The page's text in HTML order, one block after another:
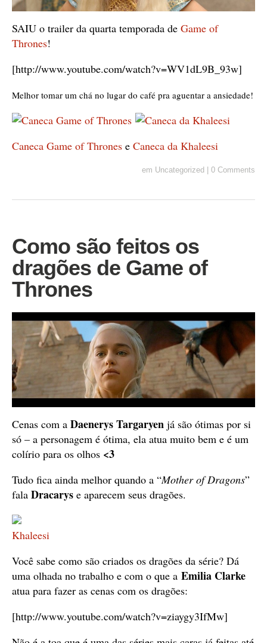
SAIU o trailer da quarta temporada de Game of
Thrones!
[http://www.youtube.com/watch?v=WV1dL9B_93w]
Melhor tomar um chá no lugar do café pra aguentar a ansiedade!
Caneca Game of Thrones e Caneca da Khaleesi
em Uncategorized 0 Comments
Como são feitos os
dragões de Game of
Thrones
Cenas com a Daenerys Targaryen já são ótimas por si
só – a personagem é ótima, ela atua muito bem e é um
colírio para os olhos <3
Tudo fica ainda melhor quando a “Mother of Dragons”
fala Dracarys e aparecem seus dragões.
Khaleesi
Você sabe como são criados os dragões da série? Dá
uma olhada no trabalho e com o que a Emilia Clarke
atua para fazer as cenas com os dragões:
[http://www.youtube.com/watch?v=ziaygy3IfMw]